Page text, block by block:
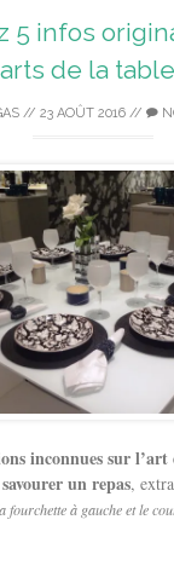
5 infos
arts de la
// 23 AOÛT 2016 //
inconnues sur l’art
un repas,
fourchette à gauche et le